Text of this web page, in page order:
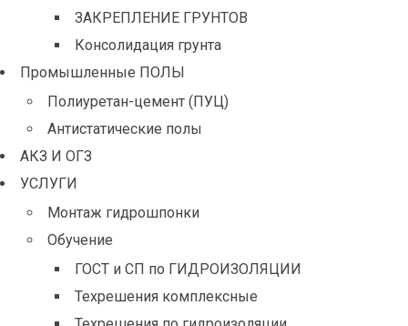
ЗАКРЕПЛЕНИЕ ГРУНТОВ
Консолидация грунта
Промышленные ПОЛЫ
Полиуретан-цемент (ПУЦ)
Антистатические полы
АКЗ И ОГЗ
УСЛУГИ
Монтаж гидрошпонки
Обучение
ГОСТ и СП по ГИДРОИЗОЛЯЦИИ
Техрешения комплексные